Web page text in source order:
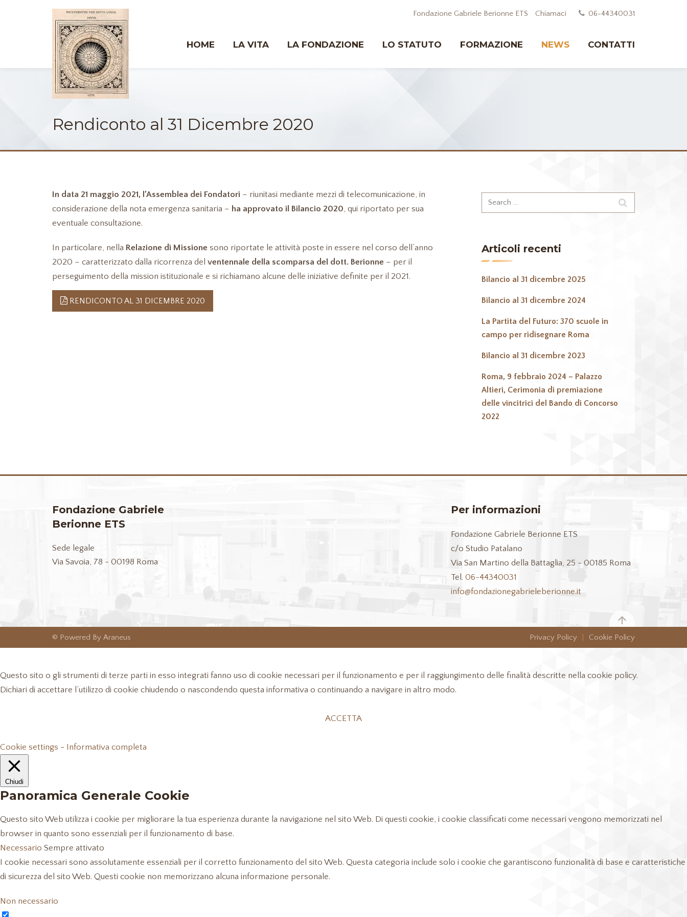
Fondazione Gabriele Berionne ETS Chiamaci 06-44340031
HOME LA VITA LA FONDAZIONE LO STATUTO FORMAZIONE NEWS CONTATTI
Rendiconto al 31 Dicembre 2020
In data 21 maggio 2021, l’Assemblea dei Fondatori – riunitasi mediante mezzi di telecomunicazione, in
considerazione della nota emergenza sanitaria – ha approvato il Bilancio 2020, qui riportato per sua
eventuale consultazione.
In particolare, nella Relazione di Missione sono riportate le attività poste in essere nel corso dell’anno
2020 – caratterizzato dalla ricorrenza del ventennale della scomparsa del dott. Berionne – per il
perseguimento della mission istituzionale e si richiamano alcune delle iniziative definite per il 2021.
RENDICONTO AL 31 DICEMBRE 2020
Articoli recenti
Bilancio al 31 dicembre 2025
Bilancio al 31 dicembre 2024
La Partita del Futuro: 370 scuole in
campo per ridisegnare Roma
Bilancio al 31 dicembre 2023
Roma, 9 febbraio 2024 – Palazzo
Altieri, Cerimonia di premiazione
delle vincitrici del Bando di Concorso
2022
Fondazione Gabriele
Berionne ETS
Sede legale
Via Savoia, 78 - 00198 Roma
Per informazioni
Fondazione Gabriele Berionne ETS
c/o Studio Patalano
Via San Martino della Battaglia, 25 - 00185 Roma
Tel. 06-44340031
info@fondazionegabrieleberionne.it
© Powered By Araneus Privacy Policy Cookie Policy
Questo sito o gli strumenti di terze parti in esso integrati fanno uso di cookie necessari per il funzionamento e per il raggiungimento delle finalità descritte nella cookie policy.
Dichiari di accettare l’utilizzo di cookie chiudendo o nascondendo questa informativa o continuando a navigare in altro modo.
ACCETTA
Cookie settings - Informativa completa
Chiudi
Panoramica Generale Cookie
Questo sito Web utilizza i cookie per migliorare la tua esperienza durante la navigazione nel sito Web. Di questi cookie, i cookie classificati come necessari vengono memorizzati nel
browser in quanto sono essenziali per il funzionamento di base.
Necessario Sempre attivato
I cookie necessari sono assolutamente essenziali per il corretto funzionamento del sito Web. Questa categoria include solo i cookie che garantiscono funzionalità di base e caratteristiche
di sicurezza del sito Web. Questi cookie non memorizzano alcuna informazione personale.
Non necessario